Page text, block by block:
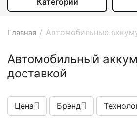
Категории
Автомобильный
доставкой
Главная / Автомобильные
Цена Бренд